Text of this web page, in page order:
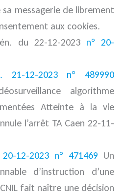
messagerie de librement
aux cookies.
du 22-12-2023 n° 20-
12-2023 n° 489990
algorithme
Atteinte à la vie
l’arrêt TA Caen 22-11-
12-2023 n° 471469 Un
d’instruction d’une
fait naître une décision